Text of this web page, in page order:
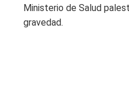
Ministerio de Salud
gravedad.